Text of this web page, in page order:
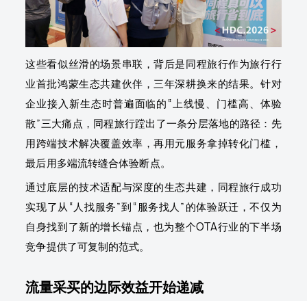
这些看似丝滑的场景串联，背后是同程旅行作为旅行行
业首批鸿蒙生态共建伙伴，三年深耕换来的结果。针对
企业接入新生态时普遍面临的“上线慢、门槛高、体验
散”三大痛点，同程旅行蹚出了一条分层落地的路径：先
用跨端技术解决覆盖效率，再用元服务拿掉转化门槛，
最后用多端流转缝合体验断点。
通过底层的技术适配与深度的生态共建，同程旅行成功
实现了从“人找服务”到“服务找人”的体验跃迁，不仅为
自身找到了新的增长锚点，也为整个OTA行业的下半场
竞争提供了可复制的范式。
流量采买的边际效益开始递减